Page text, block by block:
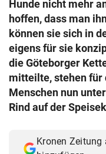
search
Suchbegriff
eingeben
© Krone Multimedia
Muthgasse 2, 1190
Hunde nicht mehr
hoffen, dass man
können sie sich in
eigens für sie
die Göteborger
mitteilte, stehen für
Menschen nun
Rind auf der
Kronen Zeitung